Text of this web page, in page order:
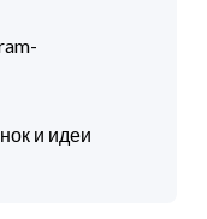
и идеи